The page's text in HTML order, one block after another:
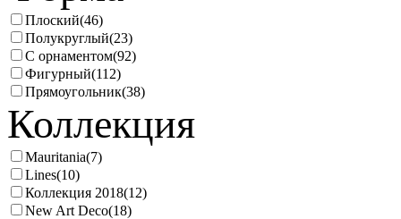
Плоский(46)
Полукруглый(23)
С орнаментом(92)
Фигурный(112)
Прямоугольник(38)
Коллекция
Mauritania(7)
Lines(10)
Коллекция 2018(12)
New Art Deco(18)